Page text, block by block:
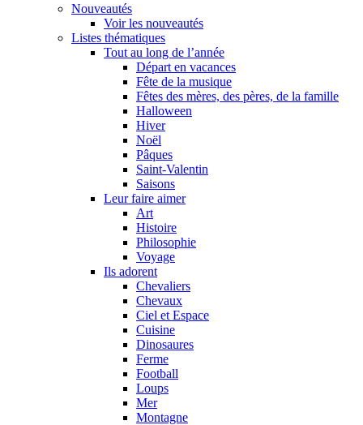
Nouveautés
Voir les nouveautés
Listes thématiques
Tout au long de l’année
Départ en vacances
Fête de la musique
Fêtes des mères, des pères, de la famille
Halloween
Hiver
Noël
Pâques
Saint-Valentin
Saisons
Leur faire aimer
Art
Histoire
Philosophie
Voyage
Ils adorent
Chevaliers
Chevaux
Ciel et Espace
Cuisine
Dinosaures
Ferme
Football
Loups
Mer
Montagne